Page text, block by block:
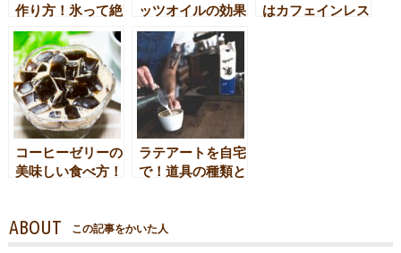
作り方！氷って絶
対欠かせない?
ッツオイルの効果
を最大限にするに
は？
はカフェインレス
コーヒーゼリーの
美味しい食べ方！
ラテアートを自宅
で！道具の種類と
ABOUT この記事をかいた人